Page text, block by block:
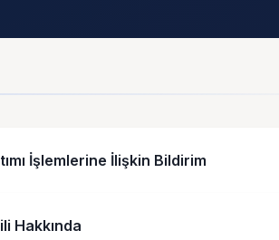
İşlemlerine İlişkin Bildirim
Hakkında